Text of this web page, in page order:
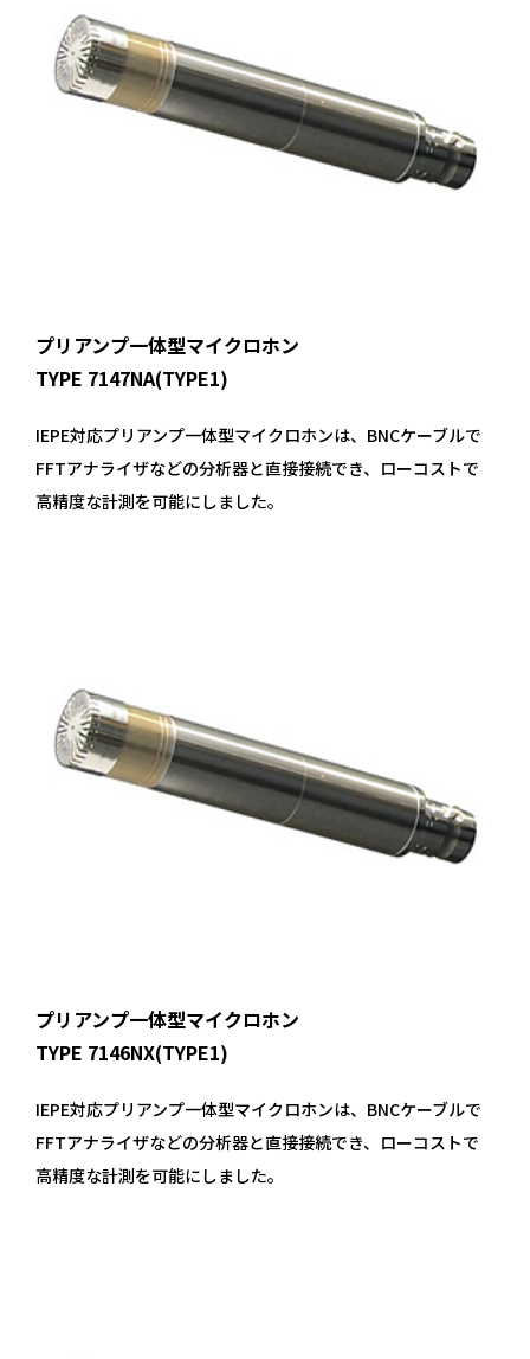
プリアンプ一体型マイクロホン
TYPE 7147NA(TYPE1)
IEPE対応プリアンプ一体型マイクロホンは、BNCケーブルで
FFTアナライザなどの分析器と直接接続でき、ローコストで
高精度な計測を可能にしました。
プリアンプ一体型マイクロホン
TYPE 7146NX(TYPE1)
IEPE対応プリアンプ一体型マイクロホンは、BNCケーブルで
FFTアナライザなどの分析器と直接接続でき、ローコストで
高精度な計測を可能にしました。